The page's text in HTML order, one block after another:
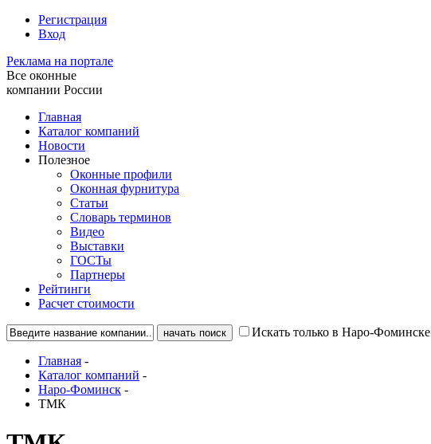
Регистрация
Вход
Реклама на портале
Все оконные
компании России
Главная
Каталог компаний
Новости
Полезное
Оконные профили
Оконная фурнитура
Статьи
Словарь терминов
Видео
Выставки
ГОСТы
Партнеры
Рейтинги
Расчет стоимости
Искать только в Наро-Фоминске
Главная -
Каталог компаний -
Наро-Фоминск -
ТМК